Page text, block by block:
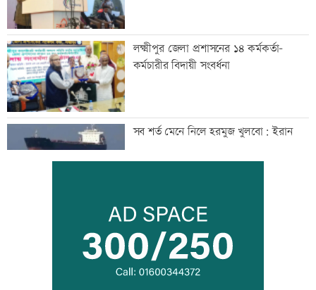
লক্ষ্মীপুর জেলা প্রশাসনের ১৪ কর্মকর্তা-
কর্মচারীর বিদায়ী সংবর্ধনা
সব শর্ত মেনে নিলে হরমুজ খুলবো: ইরান
মেসির বাবা মারা গেছেন